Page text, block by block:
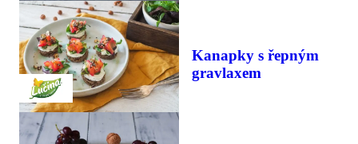
Kanapky s řepným
gravlaxem